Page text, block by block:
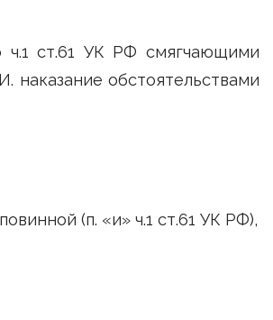
ч.1 ст.61 УК РФ смягчающими
наказание обстоятельствами
(п. «и» ч.1 ст.61 УК РФ),